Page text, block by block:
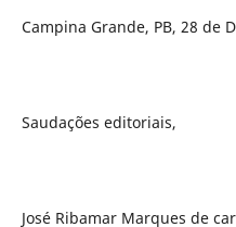
Campina Grande, PB, 28 de
Saudações editoriais,
José Ribamar Marques de